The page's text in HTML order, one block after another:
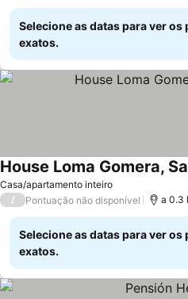
Selecione as datas para ver os
exatos.
Casa/apartamento inteiro
House Loma Gomera,
/ Pontuação não disponível a 0.3
Selecione as datas para ver os
exatos.